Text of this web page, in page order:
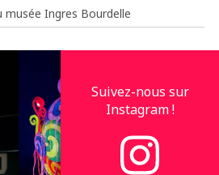
Ingres Bourdelle
Suivez-nous sur
Instagram !